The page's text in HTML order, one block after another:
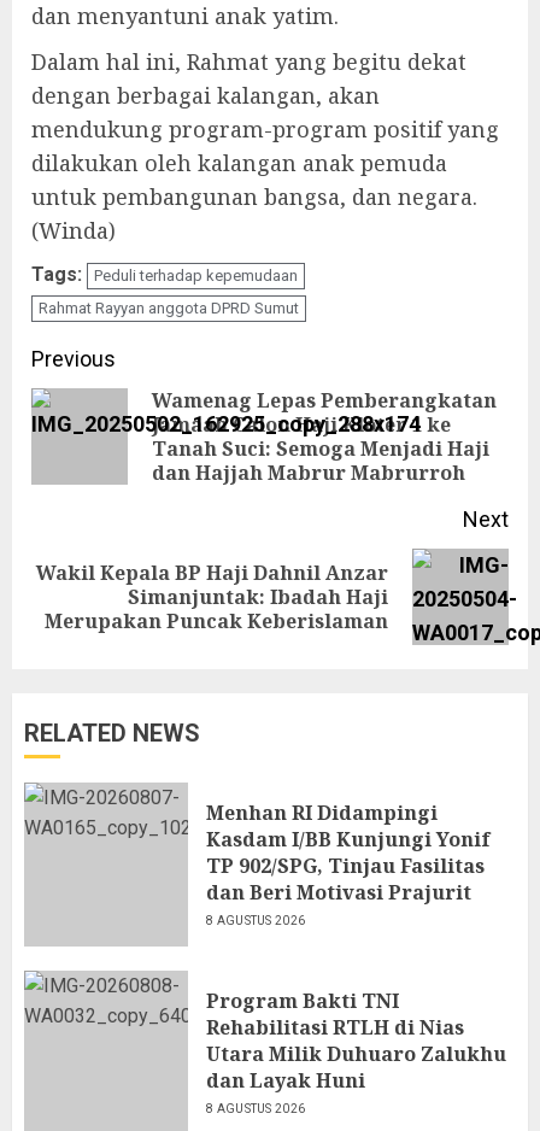
dan menyantuni anak yatim.
Dalam hal ini, Rahmat yang begitu dekat
dengan berbagai kalangan, akan
mendukung program-program positif yang
dilakukan oleh kalangan anak pemuda
untuk pembangunan bangsa, dan negara.
(Winda)
Tags:
Peduli terhadap kepemudaan
Rahmat Rayyan anggota DPRD Sumut
Continue
Reading
Previous
Wamenag Lepas Pemberangkatan
Jamaah Calon Haji Kloter 1 ke
Tanah Suci: Semoga Menjadi Haji
dan Hajjah Mabrur Mabrurroh
Next
Next
post:
Wakil Kepala BP Haji Dahnil Anzar
Simanjuntak: Ibadah Haji
Merupakan Puncak Keberislaman
RELATED NEWS
Menhan RI Didampingi
Kasdam I/BB Kunjungi Yonif
TP 902/SPG, Tinjau Fasilitas
dan Beri Motivasi Prajurit
8 AGUSTUS 2026
Program Bakti TNI
Rehabilitasi RTLH di Nias
Utara Milik Duhuaro Zalukhu
dan Layak Huni
8 AGUSTUS 2026